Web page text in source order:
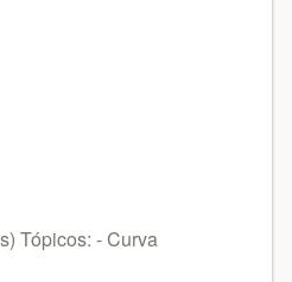
Tópicos: - Curva